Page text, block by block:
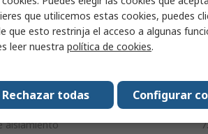
empaquetado
pines 6
entrada máxima
aislamiento
que utilicemos estas cookies, puedes
que esto restrinja el acceso a algunas
leer nuestra política de cookies.
Configurar
Rechazar todas